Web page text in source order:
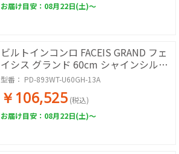
お届け目安：08月22日(土)～
ビルトインコンロ FACEIS GRAND フェ
イシス グランド 60cm シャインシルバ
ー 都市ガス用【日本製】台数限定!!
ラ・クックグランサービス!
型番： PD-893WT-U60GH-13A
￥106,525 (税込)
お届け目安：08月22日(土)～